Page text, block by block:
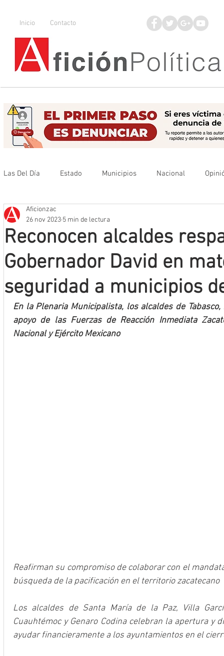
Inicio Contacto
Las Del Día Estado Municipios Nacional
Que no se olvide
Mineros LNBP
Reconocen alcaldes
Gobernador David en
seguridad a municipios
Aficionzac
26 nov 2023 5 min de lectura
En la Plenaria Municipalista, los alcaldes de
apoyo de las Fuerzas de Reacción Inmediata
Nacional y Ejército Mexicano
Reafirman su compromiso de colaborar con el
búsqueda de la pacificación en el territorio zacatecano
Los alcaldes de Santa María de la Paz, Villa
Cuauhtémoc y Genaro Codina celebran la apertura y
ayudar financieramente a los ayuntamientos en el